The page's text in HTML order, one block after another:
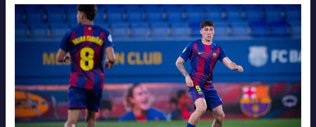
FC Barcelona club badge